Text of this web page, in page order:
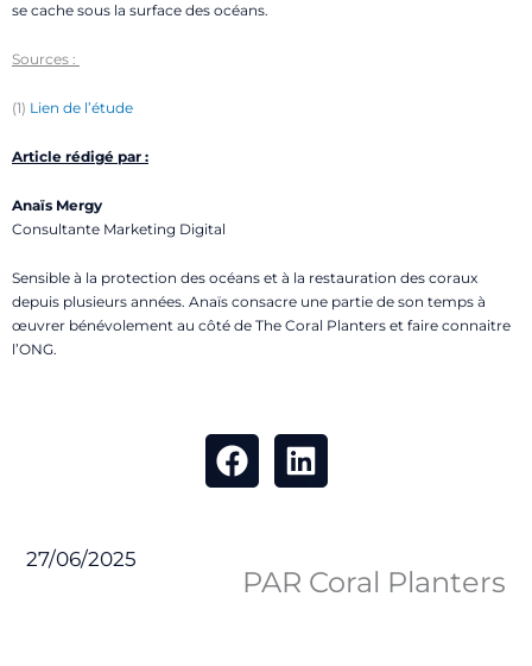
se cache sous la surface des océans.
Sources :
(1) Lien de l’étude
Article rédigé par :
Anaïs Mergy
Consultante Marketing Digital
Sensible à la protection des océans et à la restauration des coraux
depuis plusieurs années. Anaïs consacre une partie de son temps à
œuvrer bénévolement au côté de The Coral Planters et faire connaitre
l’ONG.
27/06/2025
PAR Coral Planters